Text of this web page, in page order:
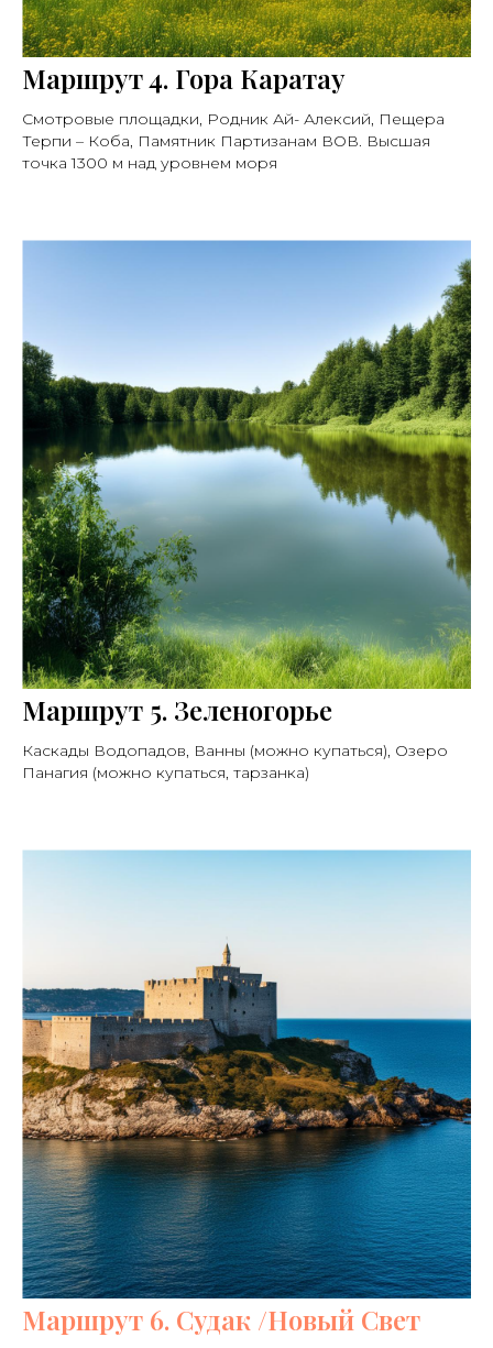
Маршрут 4. Гора Каратау
Смотровые площадки, Родник Ай- Алексий, Пещера
Терпи – Коба, Памятник Партизанам ВОВ. Высшая
точка 1300 м над уровнем моря
Маршрут 5. Зеленогорье
Каскады Водопадов, Ванны (можно купаться), Озеро
Панагия (можно купаться, тарзанка)
Маршрут 6. Судак /Новый Свет